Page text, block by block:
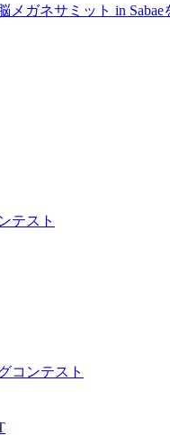
ガネサミット in Sabae
テスト
コンテスト